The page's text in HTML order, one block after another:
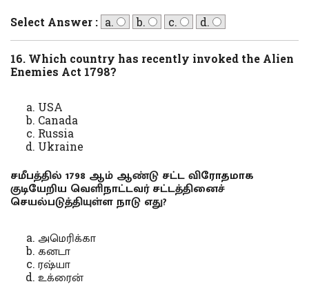
Select Answer : a. b. c. d.
16. Which country has recently invoked the Alien
Enemies Act 1798?
USA
Canada
Russia
Ukraine
சமீபத்தில் 1798 ஆம் ஆண்டு சட்ட விரோதமாக
குடியேறிய வெளிநாட்டவர் சட்டத்தினைச்
செயல்படுத்தியுள்ள நாடு எது?
அமெரிக்கா
கனடா
ரஷ்யா
உக்ரைன்